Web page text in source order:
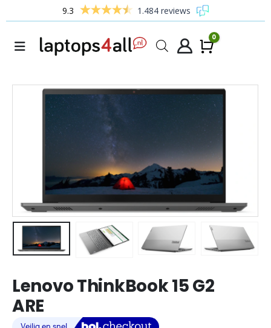
9.3 1.484 reviews
0
Lenovo ThinkBook 15 G2
ARE